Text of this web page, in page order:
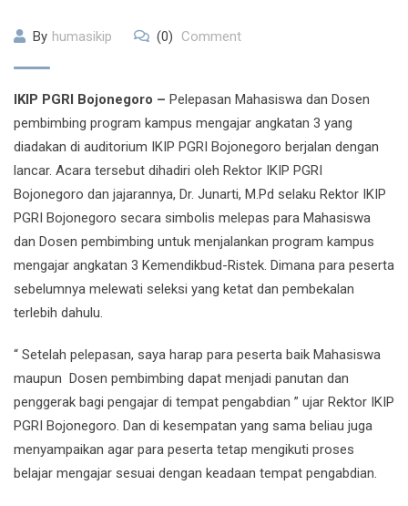
By humasikip (0) Comment
IKIP PGRI Bojonegoro – Pelepasan Mahasiswa dan Dosen
pembimbing program kampus mengajar angkatan 3 yang
diadakan di auditorium IKIP PGRI Bojonegoro berjalan dengan
lancar. Acara tersebut dihadiri oleh Rektor IKIP PGRI
Bojonegoro dan jajarannya, Dr. Junarti, M.Pd selaku Rektor IKIP
PGRI Bojonegoro secara simbolis melepas para Mahasiswa
dan Dosen pembimbing untuk menjalankan program kampus
mengajar angkatan 3 Kemendikbud-Ristek. Dimana para peserta
sebelumnya melewati seleksi yang ketat dan pembekalan
terlebih dahulu.
“ Setelah pelepasan, saya harap para peserta baik Mahasiswa
maupun Dosen pembimbing dapat menjadi panutan dan
penggerak bagi pengajar di tempat pengabdian ” ujar Rektor IKIP
PGRI Bojonegoro. Dan di kesempatan yang sama beliau juga
menyampaikan agar para peserta tetap mengikuti proses
belajar mengajar sesuai dengan keadaan tempat pengabdian.